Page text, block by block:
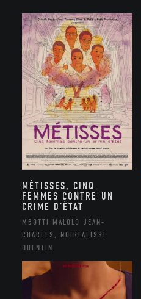
MÉTISSES, CINQ
FEMMES CONTRE UN
CRIME D’ÉTAT
MBOTTI MALOLO JEAN-
CHARLES, NOIRFALISSE
QUENTIN